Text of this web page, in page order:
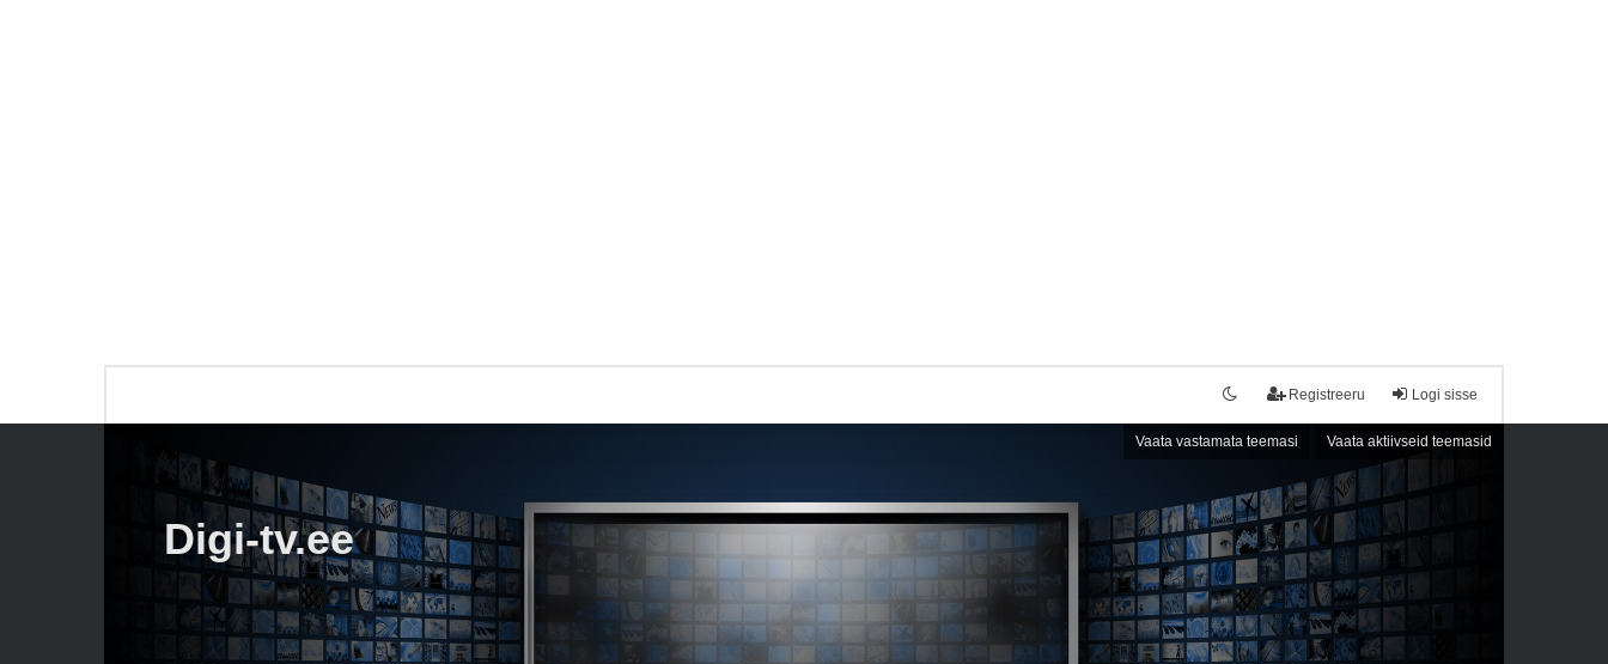
Logi sisse
Registreeru
Vaata vastamata teemasi Vaata aktiivseid teemasid
Digi-tv.ee